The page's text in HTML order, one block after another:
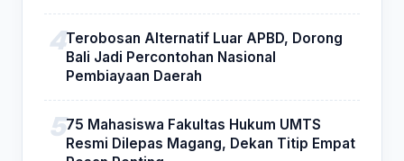
Terobosan Alternatif Luar APBD, Dorong
Bali Jadi Percontohan Nasional
Pembiayaan Daerah
75 Mahasiswa Fakultas Hukum UMTS
Resmi Dilepas Magang, Dekan Titip Empat